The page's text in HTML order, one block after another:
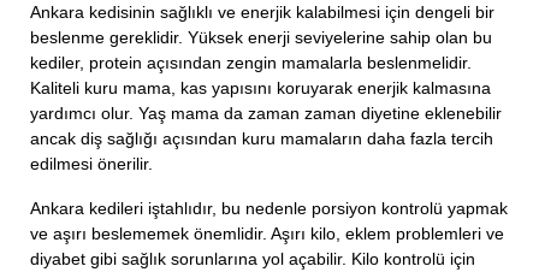
Ankara kedisinin sağlıklı ve enerjik kalabilmesi için dengeli bir
beslenme gereklidir. Yüksek enerji seviyelerine sahip olan bu
kediler, protein açısından zengin mamalarla beslenmelidir.
Kaliteli kuru mama, kas yapısını koruyarak enerjik kalmasına
yardımcı olur. Yaş mama da zaman zaman diyetine eklenebilir
ancak diş sağlığı açısından kuru mamaların daha fazla tercih
edilmesi önerilir.
Ankara kedileri iştahlıdır, bu nedenle porsiyon kontrolü yapmak
ve aşırı beslememek önemlidir. Aşırı kilo, eklem problemleri ve
diyabet gibi sağlık sorunlarına yol açabilir. Kilo kontrolü için